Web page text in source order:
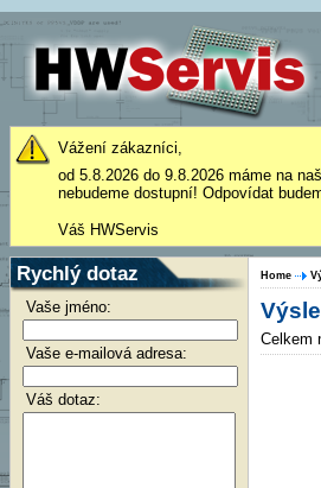
Vážení zákazníci,
od 5.8.2026 do 9.8.2026 máme na
nebudeme dostupní! Odpovídat
Váš HWServis
Rychlý dotaz
Vaše jméno:
Vaše e-mailová adresa:
Váš dotaz:
Home
Celkem